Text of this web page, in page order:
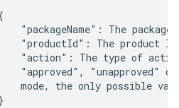
"packageName": The package
"productId": The product
"action": The type of
"approved", "unapproved"
mode, the only possible
}